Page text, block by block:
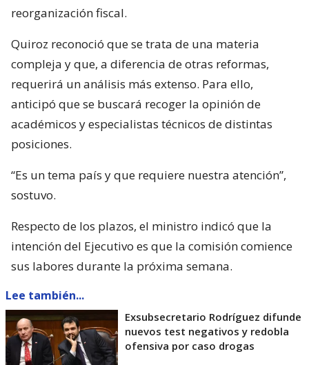
reorganización fiscal.
Quiroz reconoció que se trata de una materia
compleja y que, a diferencia de otras reformas,
requerirá un análisis más extenso. Para ello,
anticipó que se buscará recoger la opinión de
académicos y especialistas técnicos de distintas
posiciones.
“Es un tema país y que requiere nuestra atención”,
sostuvo.
Respecto de los plazos, el ministro indicó que la
intención del Ejecutivo es que la comisión comience
sus labores durante la próxima semana.
Lee también...
Exsubsecretario Rodríguez difunde
nuevos test negativos y redobla
ofensiva por caso drogas